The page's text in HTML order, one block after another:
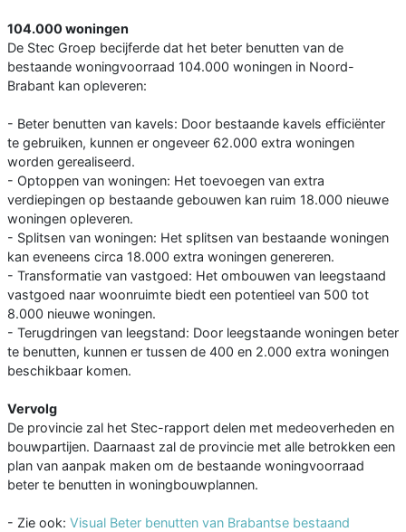
104.000 woningen
De Stec Groep becijferde dat het beter benutten van de
bestaande woningvoorraad 104.000 woningen in Noord-
Brabant kan opleveren:
- Beter benutten van kavels: Door bestaande kavels efficiënter
te gebruiken, kunnen er ongeveer 62.000 extra woningen
worden gerealiseerd.
- Optoppen van woningen: Het toevoegen van extra
verdiepingen op bestaande gebouwen kan ruim 18.000 nieuwe
woningen opleveren.
- Splitsen van woningen: Het splitsen van bestaande woningen
kan eveneens circa 18.000 extra woningen genereren.
- Transformatie van vastgoed: Het ombouwen van leegstaand
vastgoed naar woonruimte biedt een potentieel van 500 tot
8.000 nieuwe woningen.
- Terugdringen van leegstand: Door leegstaande woningen beter
te benutten, kunnen er tussen de 400 en 2.000 extra woningen
beschikbaar komen.
Vervolg
De provincie zal het Stec-rapport delen met medeoverheden en
bouwpartijen. Daarnaast zal de provincie met alle betrokken een
plan van aanpak maken om de bestaande woningvoorraad
beter te benutten in woningbouwplannen.
- Zie ook: Visual Beter benutten van Brabantse bestaand